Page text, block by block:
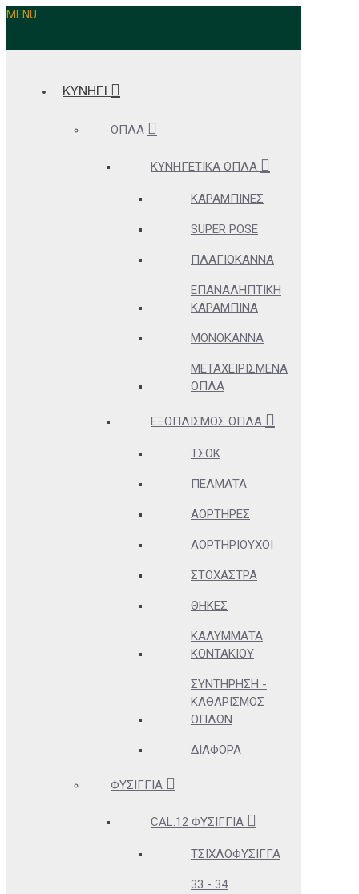
MENU
ΚΥΝΗΓΙ
ΌΠΛΑ
ΚΥΝΗΓΕΤΙΚΆ ΌΠΛΑ
ΚΑΡΑΜΠΊΝΕΣ
SUPER POSE
ΠΛΑΓΙΌΚΑΝΝΑ
ΕΠΑΝΑΛΗΠΤΙΚΉ
ΚΑΡΑΜΠΊΝΑ
ΜΟΝΌΚΑΝΝΑ
ΜΕΤΑΧΕΙΡΙΣΜΈΝΑ
ΌΠΛΑ
ΕΞΟΠΛΙΣΜΌΣ ΌΠΛΑ
ΤΣΟΚ
ΠΈΛΜΑΤΑ
ΑΟΡΤΉΡΕΣ
ΑΟΡΤΗΡΙΟΎΧΟΙ
ΣΤΌΧΑΣΤΡΑ
ΘΉΚΕΣ
ΚΑΛΎΜΜΑΤΑ
ΚΟΝΤΑΚΊΟΥ
ΣΥΝΤΉΡΗΣΗ -
ΚΑΘΑΡΙΣΜΌΣ
ΌΠΛΩΝ
ΔΙΆΦΟΡΑ
ΦΥΣΊΓΓΙΑ
CAL.12 ΦΥΣΊΓΓΙΑ
ΤΣΙΧΛΟΦΎΣΙΓΓΑ
33 - 34